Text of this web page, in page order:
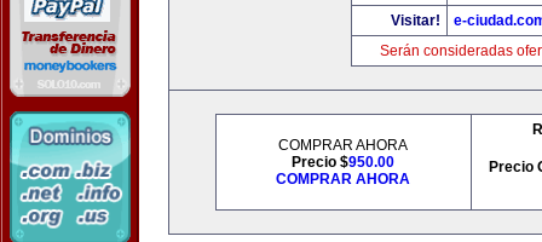
Visitar!
e-
Serán consideradas
COMPRAR AHORA
Precio $950.00
COMPRAR AHORA
Precio